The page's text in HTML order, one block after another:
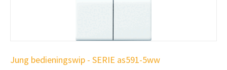
Jung bedieningswip - SERIE as591-5ww